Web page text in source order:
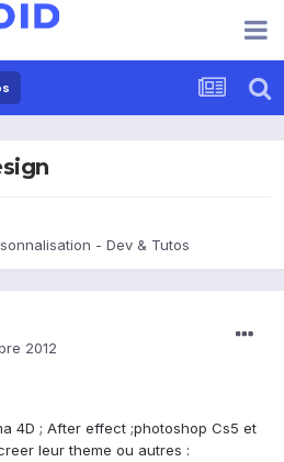
- Dev & Tutos
2012
4D ; After effect ;photoshop Cs5 et
leur theme ou autres :